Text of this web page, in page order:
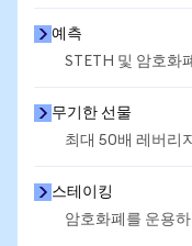
예측
STETH 및 암호화
무기한 선물
최대 50배 레버리
스테이킹
암호화폐를 운용